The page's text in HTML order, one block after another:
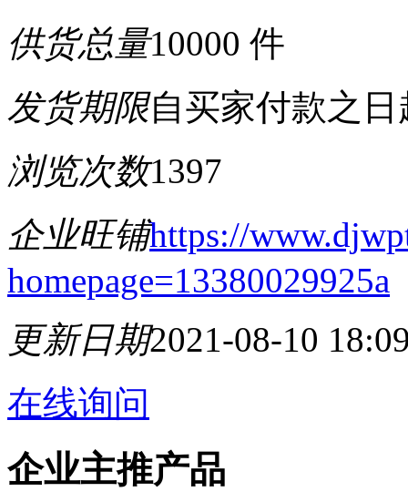
供货总量10000 件
发货期限自买家付款之
浏览次数1397
企业旺铺https://
homepage=13380029925a
更新日期2021-08-10
在线询问
企业主推产品